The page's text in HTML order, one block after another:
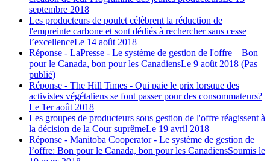
septembre 2018
Les producteurs de poulet célèbrent la réduction de
l'empreinte carbone et sont dédiés à rechercher sans cesse
l’excellenceLe 14 août 2018
Réponse - LaPresse - Le système de gestion de l'offre – Bon
pour le Canada, bon pour les CanadiensLe 9 août 2018 (Pas
publié)
Réponse - The Hill Times - Qui paie le prix lorsque des
activistes végétaliens se font passer pour des consommateurs?
Le 1er août 2018
Les groupes de producteurs sous gestion de l'offre réagissent à
la décision de la Cour suprêmeLe 19 avril 2018
Réponse - Manitoba Cooperator - Le système de gestion de
l’offre: Bon pour le Canada, bon pour les CanadiensSoumis le